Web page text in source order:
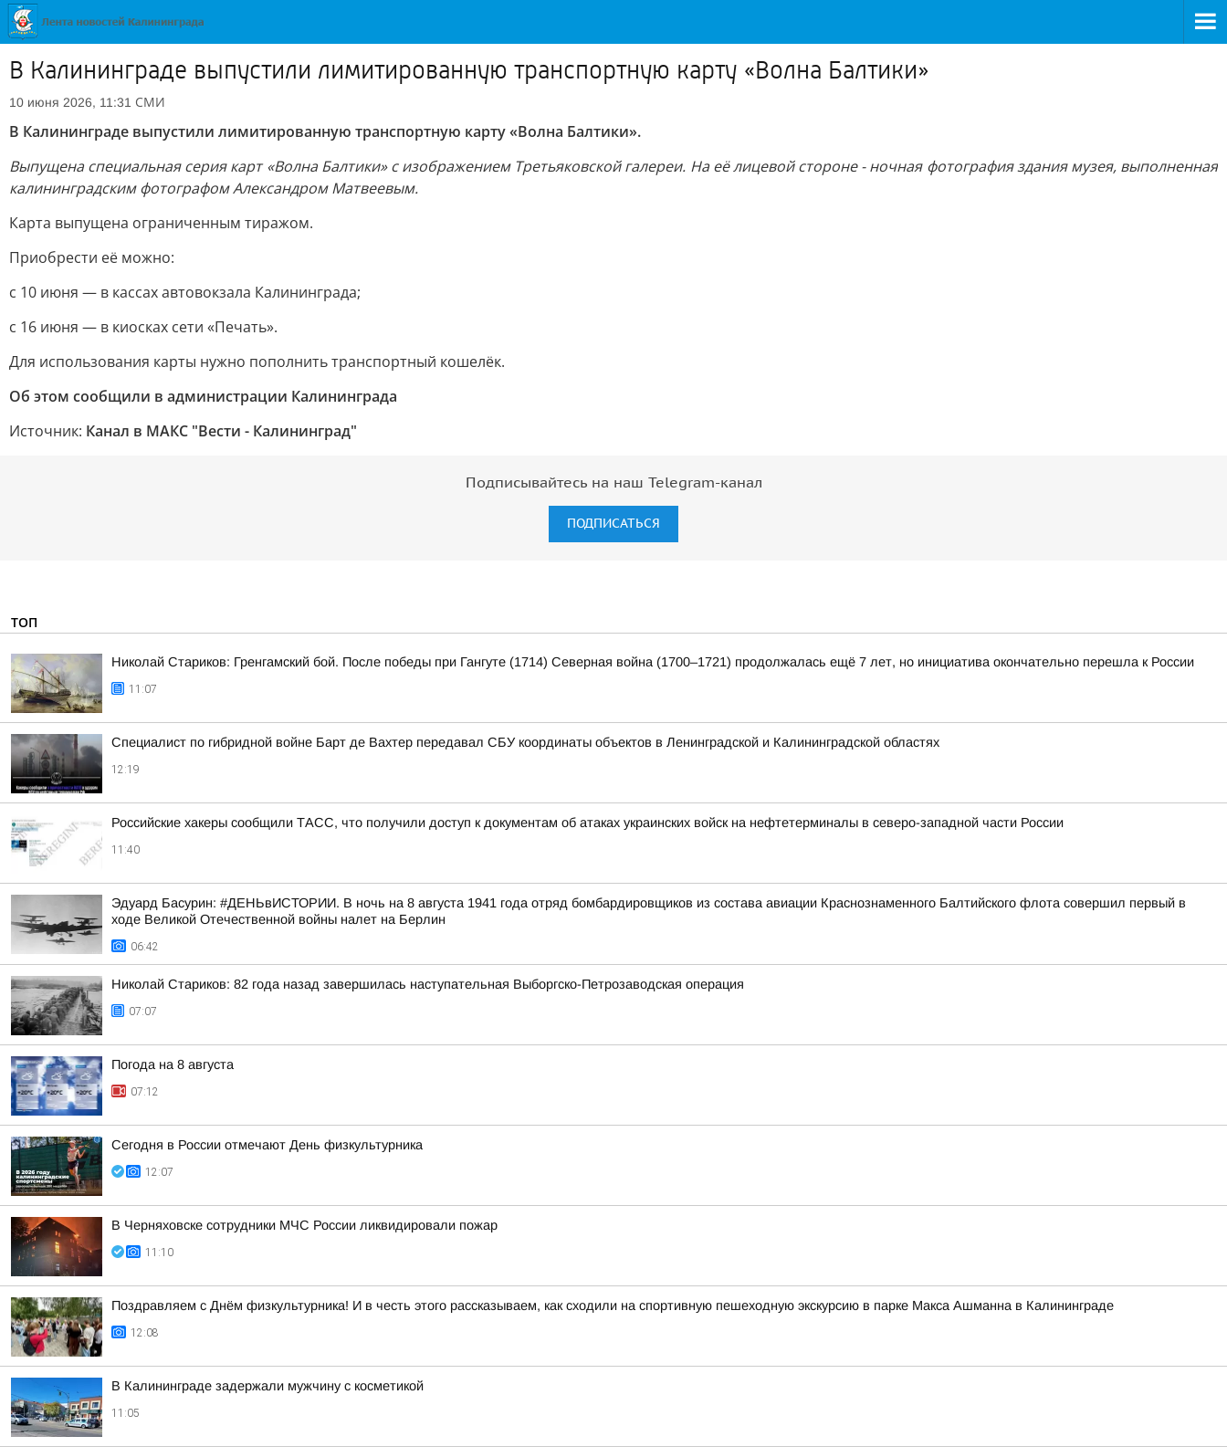
В Калининграде выпустили лимитированную транспортную карту «Волна Балтики»
10 июня 2026, 11:31 СМИ
В Калининграде выпустили лимитированную транспортную карту «Волна Балтики».
Выпущена специальная серия карт «Волна Балтики» с изображением Третьяковской галереи. На её лицевой стороне - ночная фотография здания музея, выполненная
калининградским фотографом Александром Матвеевым.
Карта выпущена ограниченным тиражом.
Приобрести её можно:
с 10 июня — в кассах автовокзала Калининграда;
с 16 июня — в киосках сети «Печать».
Для использования карты нужно пополнить транспортный кошелёк.
Об этом сообщили в администрации Калининграда
Источник: Канал в МАКС "Вести - Калининград"
Подписывайтесь на наш Telegram-канал
ПОДПИСАТЬСЯ
ТОП
Николай Стариков: Гренгамский бой. После победы при Гангуте (1714) Северная война (1700–1721) продолжалась ещё 7 лет, но инициатива окончательно перешла к России
11:07
Специалист по гибридной войне Барт де Вахтер передавал СБУ координаты объектов в Ленинградской и Калининградской областях
12:19
Российские хакеры сообщили ТАСС, что получили доступ к документам об атаках украинских войск на нефтетерминалы в северо-западной части России
11:40
Эдуард Басурин: #ДЕНЬвИСТОРИИ. В ночь на 8 августа 1941 года отряд бомбардировщиков из состава авиации Краснознаменного Балтийского флота совершил первый в
ходе Великой Отечественной войны налет на Берлин
06:42
Николай Стариков: 82 года назад завершилась наступательная Выборгско-Петрозаводская операция
07:07
Погода на 8 августа
07:12
Сегодня в России отмечают День физкультурника
12:07
В Черняховске сотрудники МЧС России ликвидировали пожар
11:10
Поздравляем с Днём физкультурника! И в честь этого рассказываем, как сходили на спортивную пешеходную экскурсию в парке Макса Ашманна в Калининграде
12:08
В Калининграде задержали мужчину с косметикой
11:05